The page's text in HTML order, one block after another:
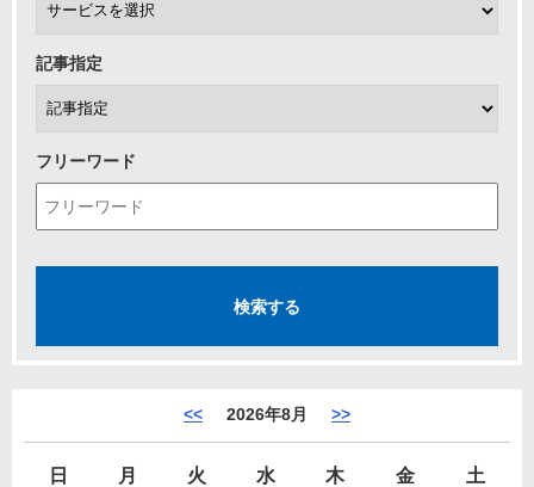
記事指定
フリーワード
<< 2026年8月 >>
日 月 火 水 木 金
土